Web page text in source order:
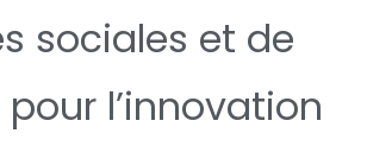
sociales et de
l’innovation